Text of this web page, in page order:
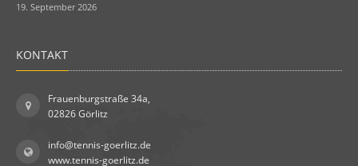
19. September 2026
KONTAKT
Frauenburgstraße 34a,
02826 Görlitz
info@tennis-goerlitz.de
www.tennis-goerlitz.de